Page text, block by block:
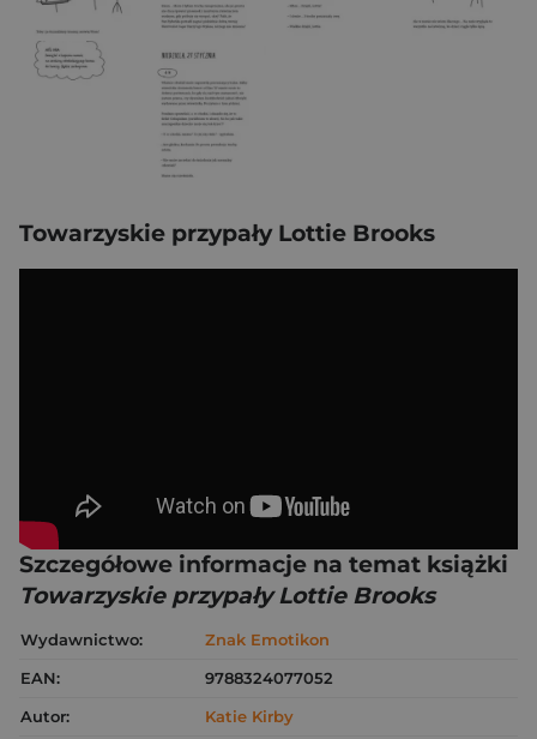
Towarzyskie przypały Lottie Brooks
Szczegółowe informacje na temat książki
Towarzyskie przypały Lottie Brooks
Wydawnictwo:
Znak Emotikon
EAN:
9788324077052
Autor:
Katie Kirby